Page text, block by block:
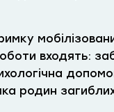
входять:
родин